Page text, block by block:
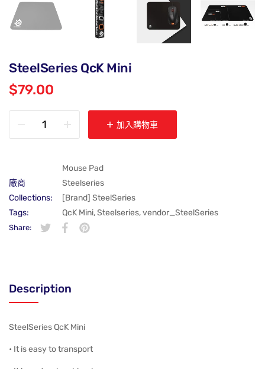
SteelSeries QcK Mini
$79.00
加入購物車
Mouse Pad
廠商
Steelseries
Collections:
[Brand] SteelSeries
Tags:
QcK Mini,Steelseries,vendor_SteelSeries
Share:
在 Twitter 上發佈 Twitter 貼文
在新視窗中開啟。
分享至 Facebook
在新視窗中開啟。
在 Pinterest 上發佈 Pin 貼文
在新視窗中開啟。
Description
SteelSeries QcK Mini
• It is easy to transport